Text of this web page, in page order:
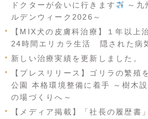
ドクターが会いに行きます
～
ルデンウィーク2026～
【MIX犬の皮膚科治療】１年以上
24時間エリカラ生活 隠された病
新しい治療実績を更新しました。
【プレスリリース】ゴリラの繁殖
公園 本格環境整備に着手 ～樹木
の場づくりへ～
【メディア掲載】「社長の履歴書